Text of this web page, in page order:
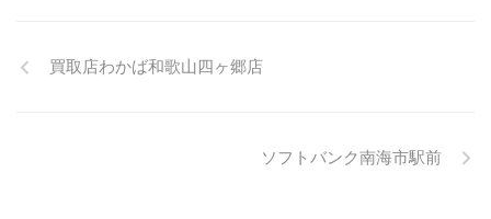
買取店わかば和歌山四ヶ郷店
ソフトバンク南海市駅前